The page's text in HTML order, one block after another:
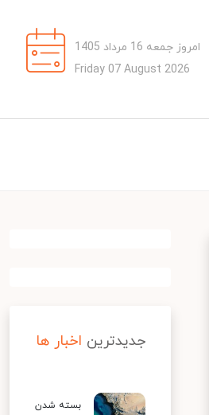
امروز جمعه 16 مرداد 1405
Friday 07 August 2026
جدیدترین اخبار ها
بسته شدن